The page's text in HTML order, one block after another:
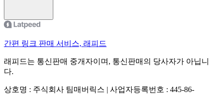
간편 링크 판매 서비스, 래피드
래피드는 통신판매 중개자이며, 통신판매의 당사자가 아닙니
다.
상호명 : 주식회사 팀매버릭스 | 사업자등록번호 : 445-86-